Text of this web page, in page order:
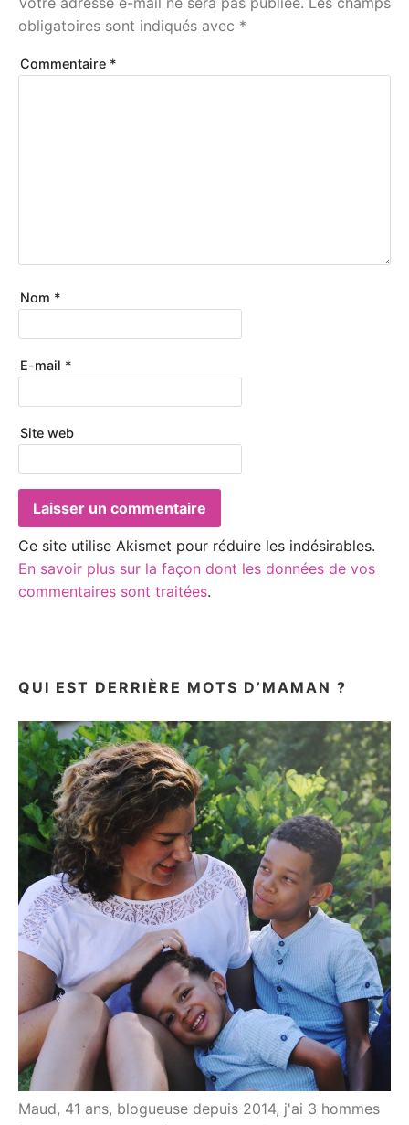
obligatoires sont indiqués avec *
Commentaire *
Nom *
E-mail *
Site web
Ce site utilise Akismet pour réduire les indésirables.
En savoir plus sur la façon dont les données de vos
commentaires sont traitées.
QUI EST DERRIÈRE MOTS D’MAMAN ?
Maud, 41 ans, blogueuse depuis 2014, j'ai 3 hommes